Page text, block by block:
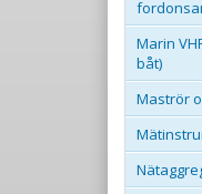
Marin
båt)
Maströr